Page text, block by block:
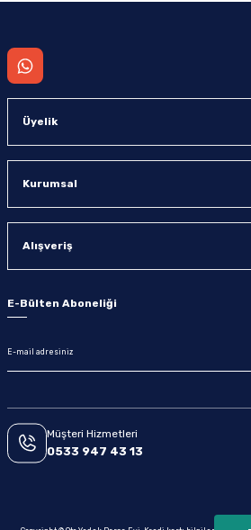
Üyelik
Kurumsal
Alışveriş
E-Bülten Aboneliği
Müşteri Hizmetleri
0533 947 43 13